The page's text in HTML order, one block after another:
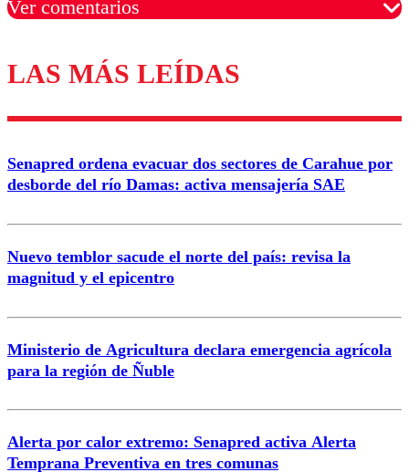
Ver comentarios
Los comentarios son moderados para garantizar un
diálogo respetuoso.
Correo
LAS MÁS LEÍDAS
Senapred ordena evacuar dos sectores de Carahue por
desborde del río Damas: activa mensajería SAE
Nuevo temblor sacude el norte del país: revisa la
magnitud y el epicentro
Ministerio de Agricultura declara emergencia agrícola
para la región de Ñuble
Alerta por calor extremo: Senapred activa Alerta
Temprana Preventiva en tres comunas